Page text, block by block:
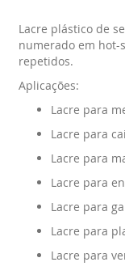
Lacre plástico de
numerado em hot-
repetidos.
Aplicações:
Lacre para
Lacre para
Lacre para
Lacre para
Lacre para
Lacre para
Lacre para